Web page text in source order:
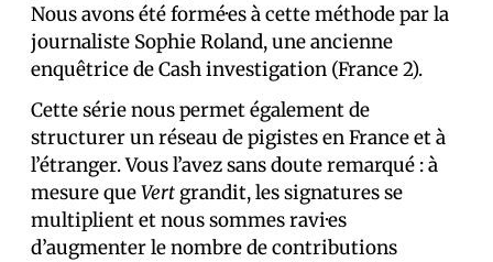
Nous avons été formé·es à cette méthode par la
journaliste Sophie Roland, une ancienne
enquêtrice de Cash investigation (France 2).
Cette série nous permet également de
structurer un réseau de pigistes en France et à
l’étranger. Vous l’avez sans doute remarqué : à
mesure queVert grandit, les signatures se
multiplient et nous sommes ravi·es
d’augmenter le nombre de contributions